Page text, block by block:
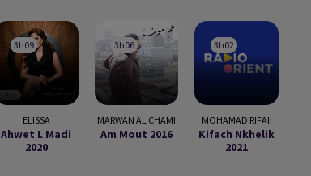
3h09
3h09
ELISSA
Ahwet L Madi
2020
3h06
3h06
MARWAN AL CHAMI
Am Mout 2016
3h02
3h02
MOHAMAD RIFAII
Kifach Nkhelik
2021